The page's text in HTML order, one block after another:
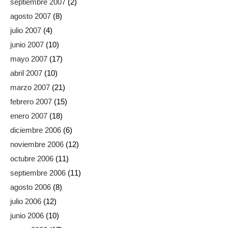
septiembre 2007 (2)
agosto 2007 (8)
julio 2007 (4)
junio 2007 (10)
mayo 2007 (17)
abril 2007 (10)
marzo 2007 (21)
febrero 2007 (15)
enero 2007 (18)
diciembre 2006 (6)
noviembre 2006 (12)
octubre 2006 (11)
septiembre 2006 (11)
agosto 2006 (8)
julio 2006 (12)
junio 2006 (10)